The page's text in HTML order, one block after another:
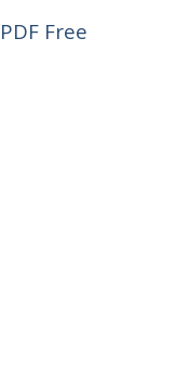
Free